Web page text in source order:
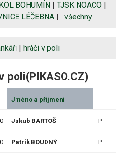
BOHUMÍN TJSK NOACO
LÉČEBNA všechny
hráči v poli
poli(PIKASO.CZ)
Jméno a příjmení
0 Jakub BARTOŠ P
0 Patrik BOUDNÝ P